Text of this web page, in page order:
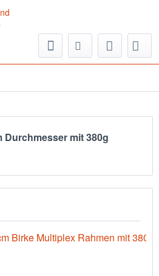
Durchmesser mit 380g